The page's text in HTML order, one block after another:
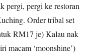
pergi, pergi ke restoran
Order tribal set
RM17 je) Kalau nak
macam ‘moonshine’)